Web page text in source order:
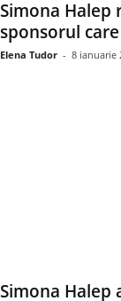
Simona Halep
sponsorul
Elena Tudor - 8 ianuarie
Simona Halep